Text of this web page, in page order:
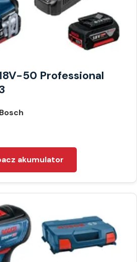
50 Professional
Bosch
akumulator